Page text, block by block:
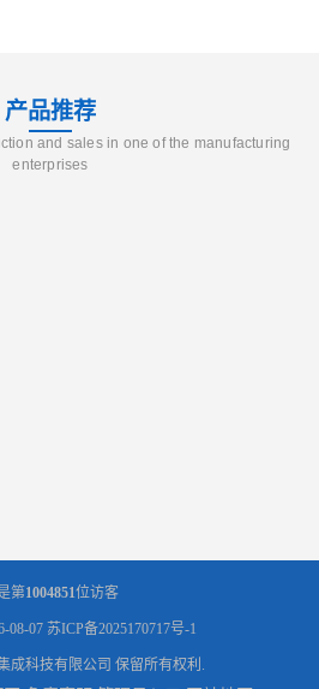
产品推荐
and sales in one of the manufacturing
enterprises
第1004851位访客
08-07 苏ICP备2025170717号-1
成科技有限公司 保留所有权利.